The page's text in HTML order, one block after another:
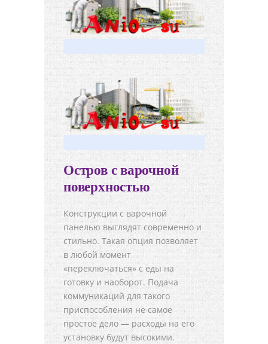
Остров с варочной
поверхностью
Конструкции с варочной
панелью выглядят современно и
стильно. Такая опция позволяет
в любой момент
«переключаться» с еды на
готовку и наоборот. Подача
коммуникаций для такого
приспособления не самое
простое дело — расходы на его
установку будут высокими.